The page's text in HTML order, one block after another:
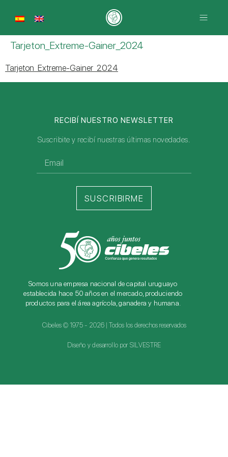
Tarjeton_Extreme-Gainer_2024
Tarjeton_Extreme-Gainer_2024
Somos una empresa nacional de capital uruguayo
establecida hace 50 años en el mercado, produciendo
productos para el área agrícola, ganadera y humana.
Cibeles © 1975 - 2026 | Todos los derechos reservados
Diseño y desarrollo por SILVESTRE
RECIBÍ NUESTRO NEWSLETTER
Suscribite y recibí nuestras últimas novedades.
SUSCRIBIRME